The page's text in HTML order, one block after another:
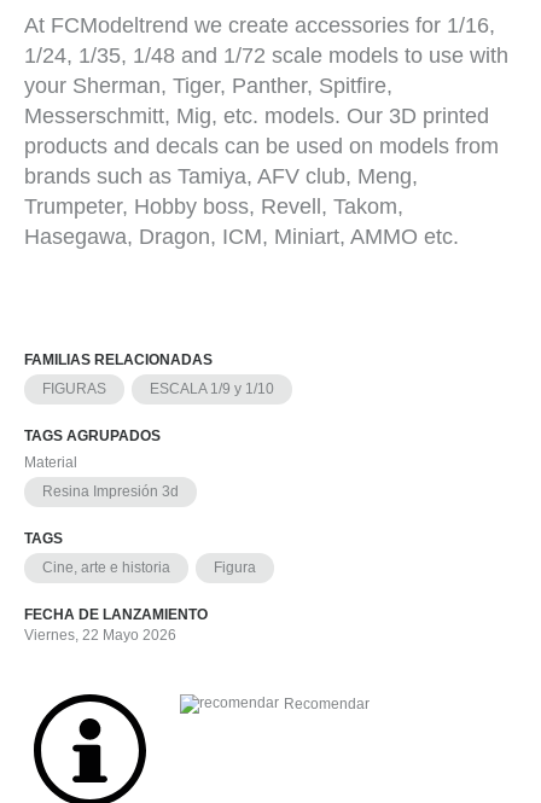
At FCModeltrend we create accessories for 1/16,
1/24, 1/35, 1/48 and 1/72 scale models to use with
your Sherman, Tiger, Panther, Spitfire,
Messerschmitt, Mig, etc. models. Our 3D printed
products and decals can be used on models from
brands such as Tamiya, AFV club, Meng,
Trumpeter, Hobby boss, Revell, Takom,
Hasegawa, Dragon, ICM, Miniart, AMMO etc.
FAMILIAS RELACIONADAS
FIGURAS
ESCALA 1/9 y 1/10
TAGS AGRUPADOS
Material
Resina Impresión 3d
TAGS
Cine, arte e historia
Figura
FECHA DE LANZAMIENTO
Viernes, 22 Mayo 2026
Recomendar